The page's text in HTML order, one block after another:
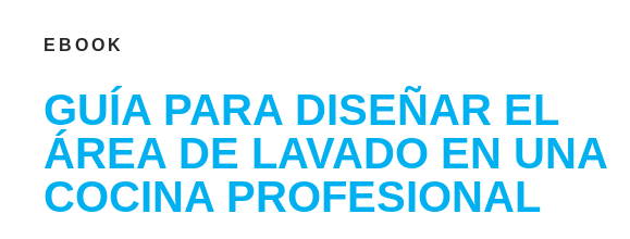
EBOOK
GUÍA PARA DISEÑAR EL
ÁREA DE LAVADO EN UNA
COCINA PROFESIONAL